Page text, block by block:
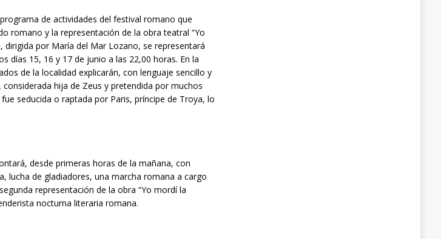
de actividades del festival romano que
romano y la representación de la obra teatral “Yo
dirigida por María del Mar Lozano, se representará
días 15, 16 y 17 de junio a las 22,00 horas. En la
de la localidad explicarán, con lenguaje sencillo y
hija de Zeus y pretendida por muchos
seducida o raptada por Paris, príncipe de Troya, lo
desde primeras horas de la mañana, con
lucha de gladiadores, una marcha romana a cargo
representación de la obra “Yo mordí la
nocturna literaria romana.